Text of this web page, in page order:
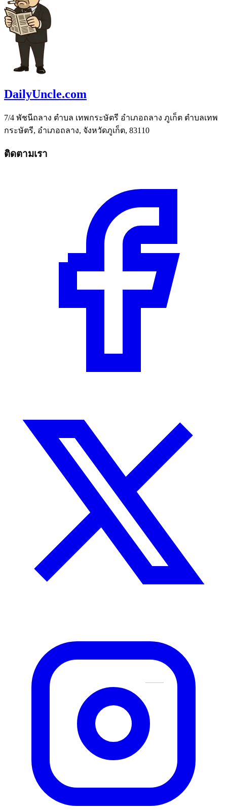
DailyUncle.com
7/4 พัชนีถลาง ตำบล เทพกระษัตรี อำเภอถลาง ภูเก็ต ตำบลเทพ
กระษัตรี, อำเภอถลาง, จังหวัดภูเก็ต, 83110
ติดตามเรา